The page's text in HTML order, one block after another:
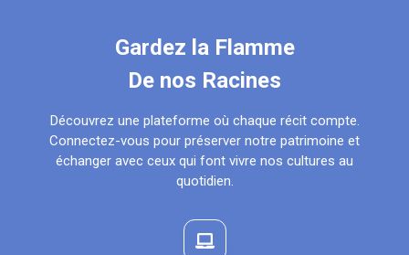
Gardez la Flamme
De nos Racines
Découvrez une plateforme où chaque récit compte.
Connectez-vous pour préserver notre patrimoine et
échanger avec ceux qui font vivre nos cultures au
quotidien.